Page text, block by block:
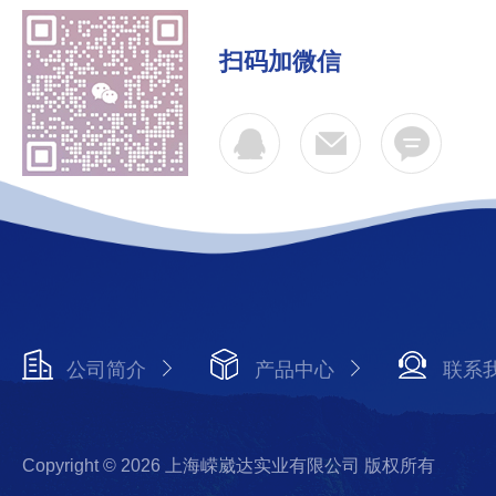
扫码加微信
公司简介 产品中心 联系
Copyright © 2026 上海嵘崴达实业有限公司 版权所有